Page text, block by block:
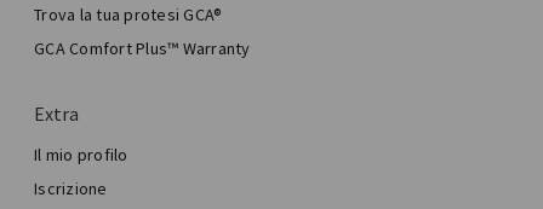
Il mio intervento al seno
Chirurgia mammaria estetica
Total Breast Reconstruction™
Trova la tua protesi GCA®
GCA Comfort Plus™ Warranty
Extra
Il mio profilo
Iscrizione